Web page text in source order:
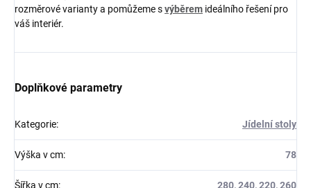
rozměrové varianty a pomůžeme svýběrem ideálního řešení pro
váš interiér.
Doplňkové parametry
Kategorie: Jídelní stoly
Výška v cm: 78
Šířka v cm: 280, 240, 220, 260